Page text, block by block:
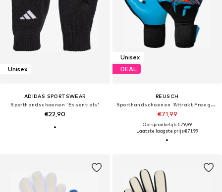
Unisex
ADIDAS SPORTSWEAR
Sporthandschoenen 'Essentials'
€22,90
Unisex
DEAL
REUSCH
Sporthandschoenen 'Attrakt Freegel Aqua'
€71,99
Oorspronkelijk: €79,99
Laatste laagste prijs:€71,99